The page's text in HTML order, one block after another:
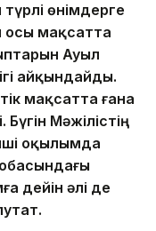
өнімдерге
осы мақсатта
Ауыл
айқындайды.
мақсатта ғана
Бүгін Мәжілістің
оқылымда
дейін әлі де